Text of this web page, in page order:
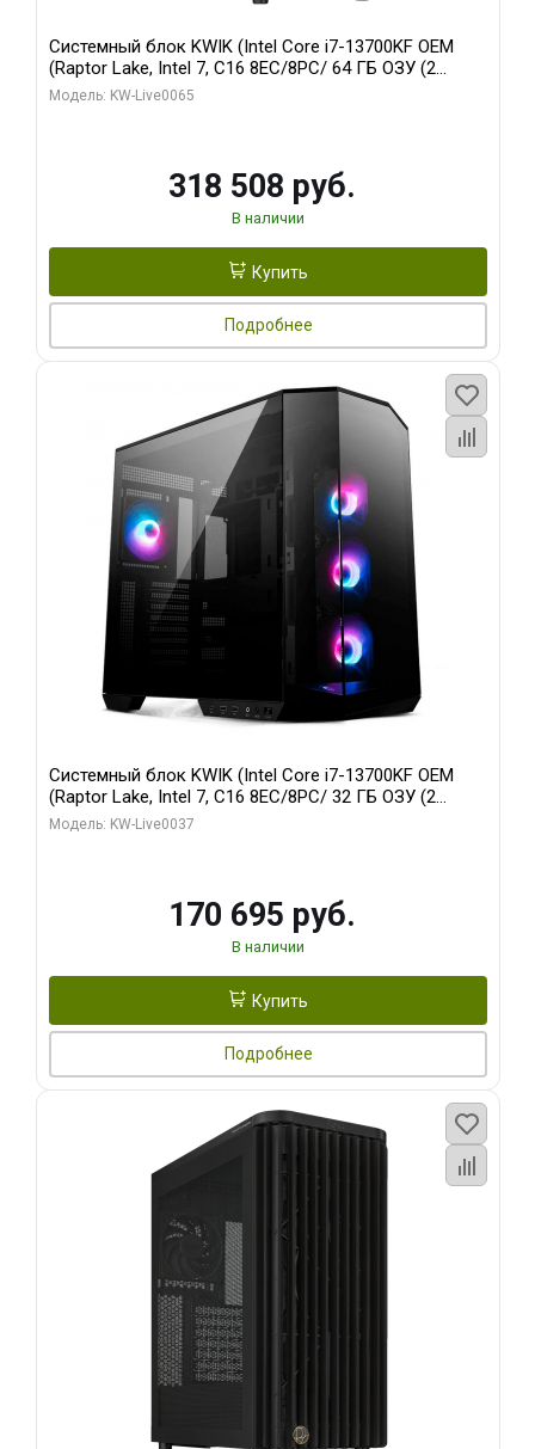
Системный блок KWIK (Intel Core i7-13700KF OEM
(Raptor Lake, Intel 7, C16 8EC/8PC/ 64 ГБ ОЗУ (2
модуля)/ ASUS RTX5080 PROART OC 16GB GDDR7
Модель: KW-Live0065
318 508 руб.
В наличии
Купить
Подробнее
Системный блок KWIK (Intel Core i7-13700KF OEM
(Raptor Lake, Intel 7, C16 8EC/8PC/ 32 ГБ ОЗУ (2
модуля)/ Gigabyte RTX5070 AERO OC 12GB GDDR7
Модель: KW-Live0037
170 695 руб.
В наличии
Купить
Подробнее